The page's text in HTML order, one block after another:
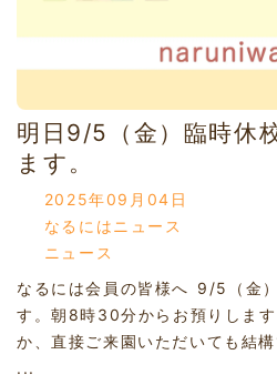
明日9/5（金）臨時休
ます。
2025年09月04日
なるにはニュース
ニュース
なるには会員の皆様へ 9/5（金
す。朝8時30分からお預りします
か、直接ご来園いただいても結
...